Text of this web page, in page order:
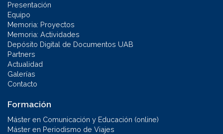
Presentación
Equipo
Memoria: Proyectos
Memoria: Actividades
Depósito Digital de Documentos UAB
Partners
Actualidad
Galerías
Contacto
Formación
Máster en Comunicación y Educación (online)
Máster en Periodismo de Viajes